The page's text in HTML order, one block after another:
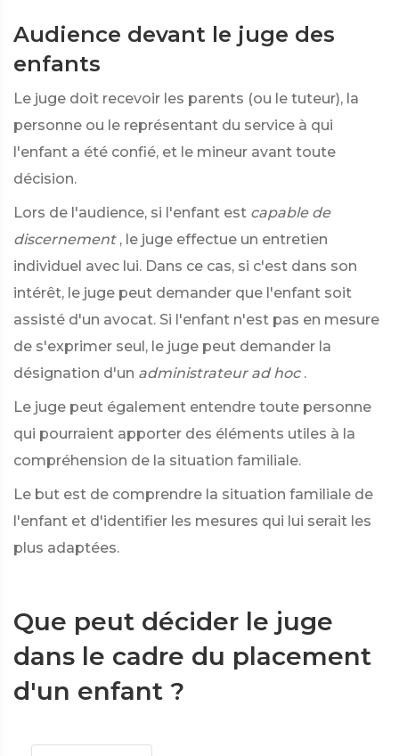
Audience devant le juge des
enfants
Le juge doit recevoir les parents (ou le tuteur), la
personne ou le représentant du service à qui
l'enfant a été confié, et le mineur avant toute
décision.
Lors de l'audience, si l'enfant est capable de
discernement , le juge effectue un entretien
individuel avec lui. Dans ce cas, si c'est dans son
intérêt, le juge peut demander que l'enfant soit
assisté d'un avocat. Si l'enfant n'est pas en mesure
de s'exprimer seul, le juge peut demander la
désignation d'un administrateur ad hoc .
Le juge peut également entendre toute personne
qui pourraient apporter des éléments utiles à la
compréhension de la situation familiale.
Le but est de comprendre la situation familiale de
l'enfant et d'identifier les mesures qui lui serait les
plus adaptées.
Que peut décider le juge
dans le cadre du placement
d'un enfant ?